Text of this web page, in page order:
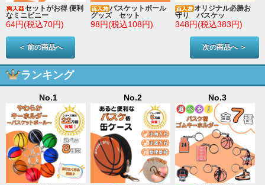
セットがお得 便利
なミニビニー
64円(税込70円)
バスケットボール
グッズ セット
98円(税込108円)
オリジナル必勝お
守り バスケッ
348円(税込383円)
＜ 前の商品へ 次の商品へ ＞
ランキング
No.1 No.2 No.3